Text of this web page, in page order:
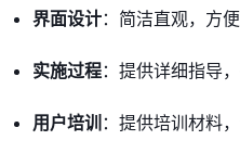
界面设计：简洁直观，方便
实施过程：提供详细指导
用户培训 ：提供培训材料